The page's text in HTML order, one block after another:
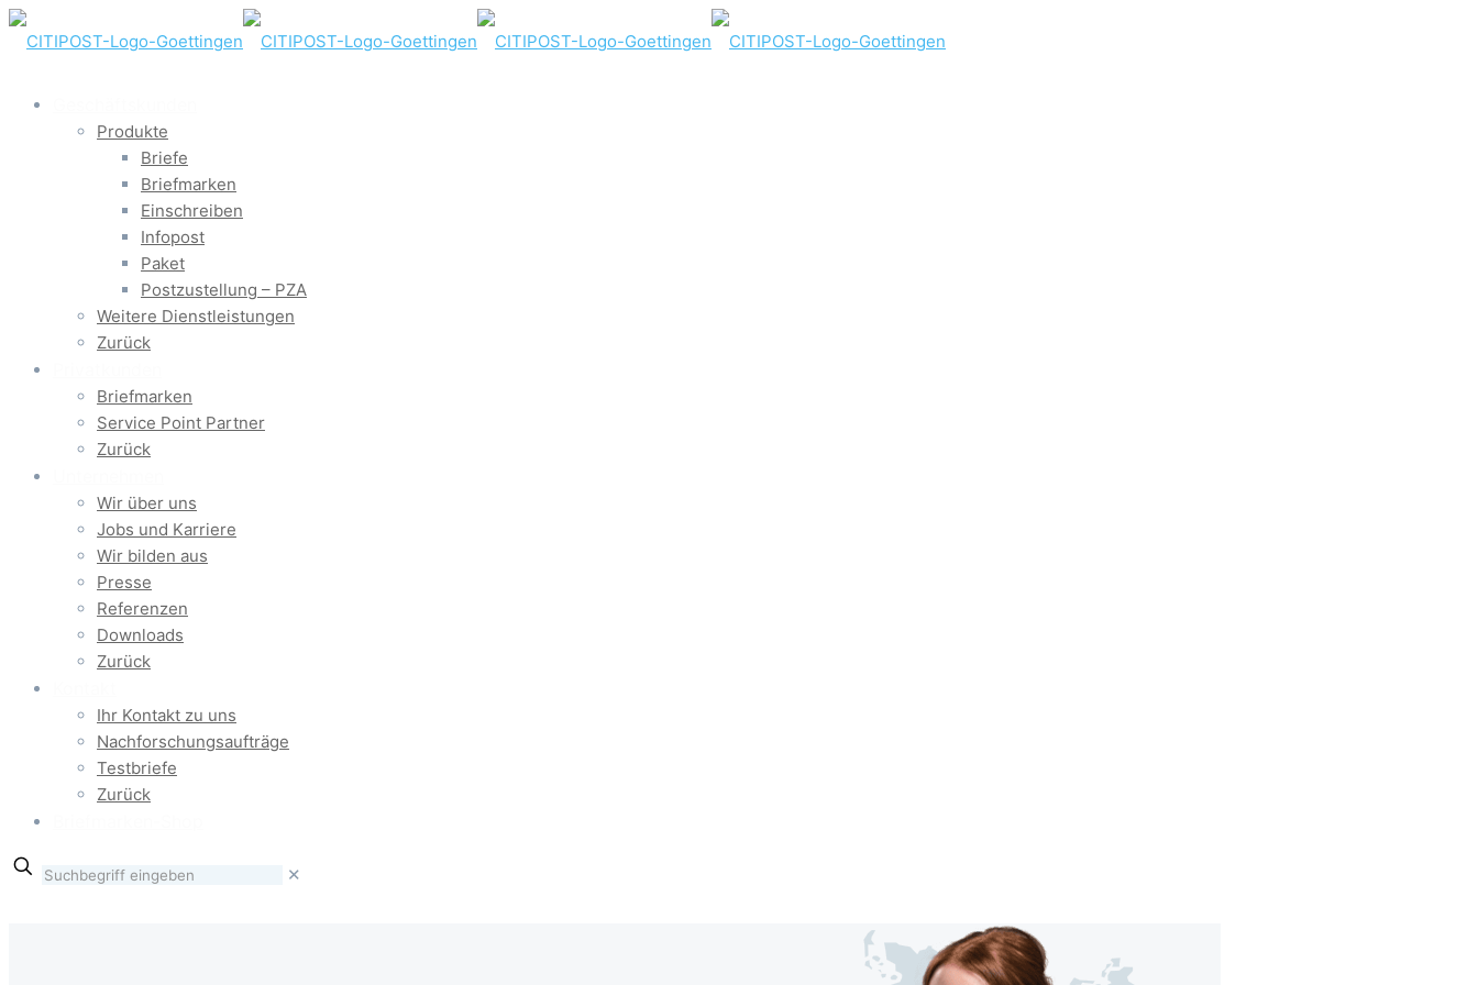
Produkte
Briefe
Briefmarken
Einschreiben
Infopost
Paket
Postzustellung – PZA
Weitere Dienstleistungen
Zurück
Briefmarken
Service Point Partner
Zurück
Wir über uns
Jobs und Karriere
Wir bilden aus
Presse
Referenzen
Downloads
Zurück
Ihr Kontakt zu uns
Nachforschungsaufträge
Testbriefe
Zurück
✕